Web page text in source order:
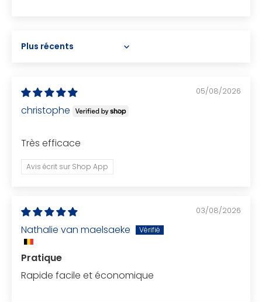
Sort by
05/08/2026
christophe
Très efficace
Avis écrit sur Shop App
03/08/2026
Nathalie van maelsaeke
Pratique
Rapide facile et économique